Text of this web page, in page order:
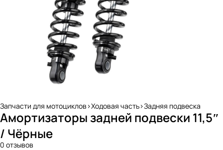
Запчасти для мотоциклов>Ходовая часть>Задняя подвеска
Амортизаторы задней подвески 11,5″
/ Чёрные
0 отзывов